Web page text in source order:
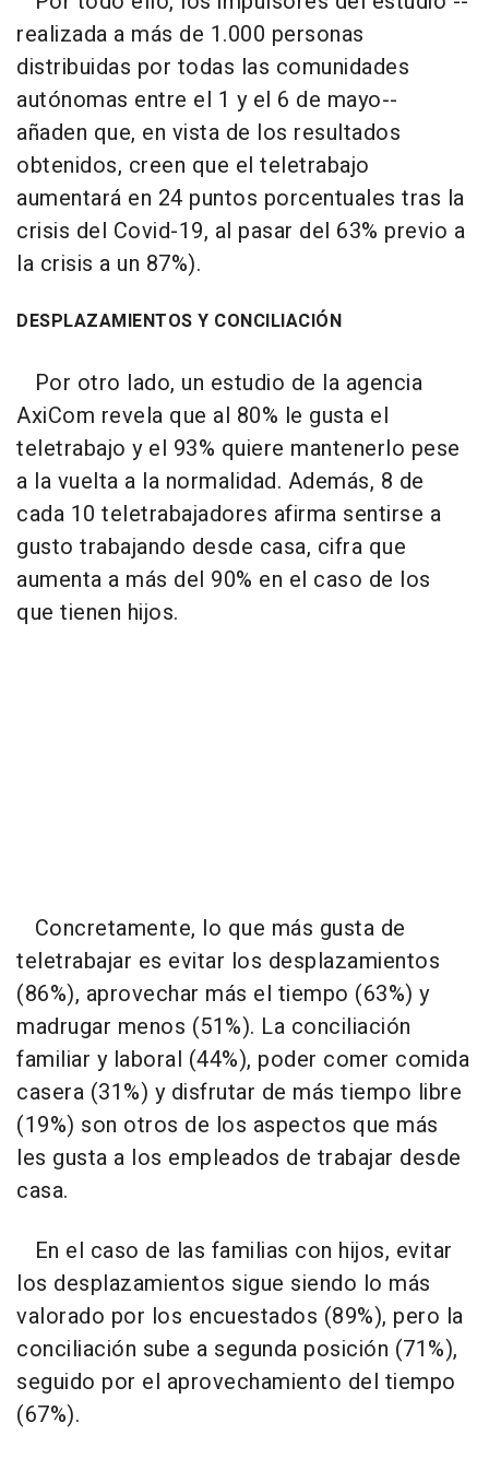
realizada a más de 1.000 personas
distribuidas por todas las comunidades
autónomas entre el 1 y el 6 de mayo--
añaden que, en vista de los resultados
obtenidos, creen que el teletrabajo
aumentará en 24 puntos porcentuales tras la
crisis del Covid-19, al pasar del 63% previo a
la crisis a un 87%).
DESPLAZAMIENTOS Y CONCILIACIÓN
Por otro lado, un estudio de la agencia
AxiCom revela que al 80% le gusta el
teletrabajo y el 93% quiere mantenerlo pese
a la vuelta a la normalidad. Además, 8 de
cada 10 teletrabajadores afirma sentirse a
gusto trabajando desde casa, cifra que
aumenta a más del 90% en el caso de los
que tienen hijos.
Concretamente, lo que más gusta de
teletrabajar es evitar los desplazamientos
(86%), aprovechar más el tiempo (63%) y
madrugar menos (51%). La conciliación
familiar y laboral (44%), poder comer comida
casera (31%) y disfrutar de más tiempo libre
(19%) son otros de los aspectos que más
les gusta a los empleados de trabajar desde
casa.
En el caso de las familias con hijos, evitar
los desplazamientos sigue siendo lo más
valorado por los encuestados (89%), pero la
conciliación sube a segunda posición (71%),
seguido por el aprovechamiento del tiempo
(67%).